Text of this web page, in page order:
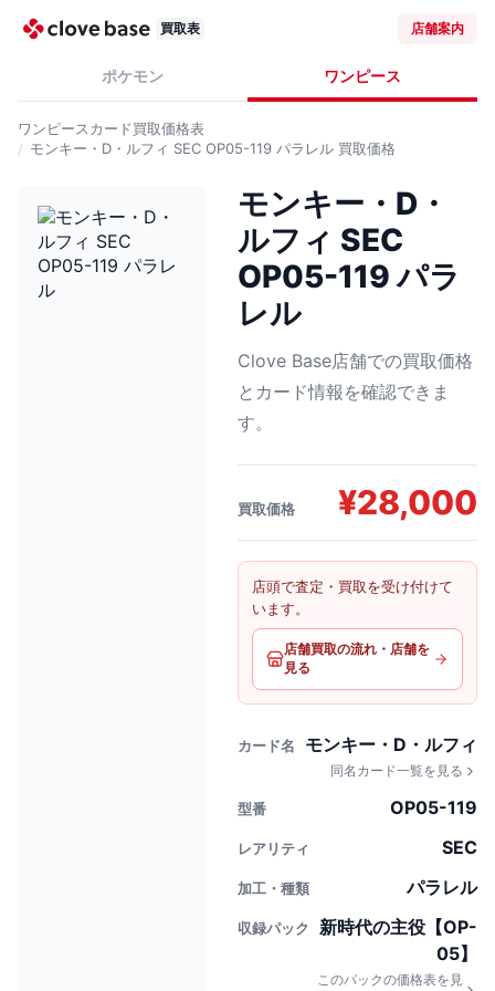
買取表 店舗案内
ポケモン ワンピース
ワンピースカード買取価格表
モンキー・D・ルフィ SEC OP05-119 パラレル 買取価格
モンキー・D・
ルフィ SEC
OP05-119 パラ
レル
Clove Base店舗での買取価格
とカード情報を確認できま
す。
買取価格 ¥28,000
店頭で査定・買取を受け付けて
います。
店舗買取の流れ・店舗を
見る
カード名 モンキー・D・ルフィ
同名カード一覧を見る
型番 OP05-119
レアリティ SEC
加工・種類 パラレル
収録パック
新時代の主役【OP-
05】
このパックの価格表を見